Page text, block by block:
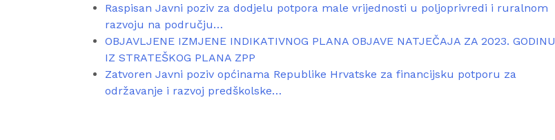
Raspisan Javni poziv za dodjelu potpora male vrijednosti u poljoprivredi i ruralnom
razvoju na području…
OBJAVLJENE IZMJENE INDIKATIVNOG PLANA OBJAVE NATJEČAJA ZA 2023. GODINU
IZ STRATEŠKOG PLANA ZPP
Zatvoren Javni poziv općinama Republike Hrvatske za financijsku potporu za
održavanje i razvoj predškolske…